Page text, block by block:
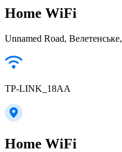
Home WiFi
Unnamed Road,
TP-LINK_18AA
Home WiFi